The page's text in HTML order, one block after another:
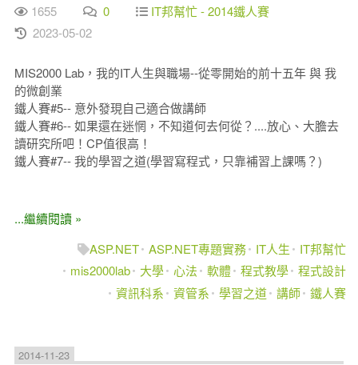
1655 0
IT邦幫忙 - 2014鐵人賽
2023-05-02
MIS2000 Lab，我的IT人生與職場--從零開始的前十五年 與 我
的微創業
鐵人賽#5-- 意外發現自己適合做講師
鐵人賽#6-- 如果還在迷惘，不知道何去何從？....放心、大膽去
讀研究所吧！CP值很高！
鐵人賽#7-- 我的學習之道(學習寫程式，只靠補習上課嗎？)
...繼續閱讀 »
ASP.NET ASP.NET專題實務 IT人生
IT邦幫忙
mis2000lab
大學 心法 軟體 程式教學 程式設計
資訊科系
資管系 學習之道 講師 鐵人賽
2014-11-23